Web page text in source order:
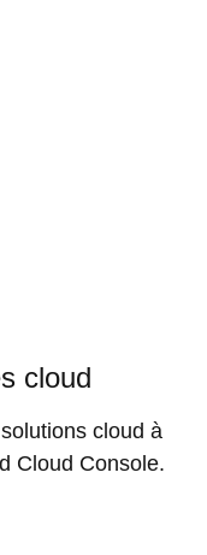
cloud
cloud à
Cloud Console.